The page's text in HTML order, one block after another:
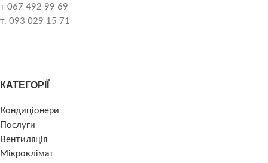
т 067 492 99 69
т. 093 029 15 71
КАТЕГОРІЇ
Кондиціонери
Послуги
Вентиляція
Мікроклімат